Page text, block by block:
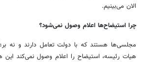
الان می‌بینیم.
چرا استیضاح‌ها اعلام وصول نمی‌شود؟
مجلسی‌ها هستند که با دولت تعامل دارند و نه
هیات رئیسه، استیضاح را اعلام وصول نمی‌کند